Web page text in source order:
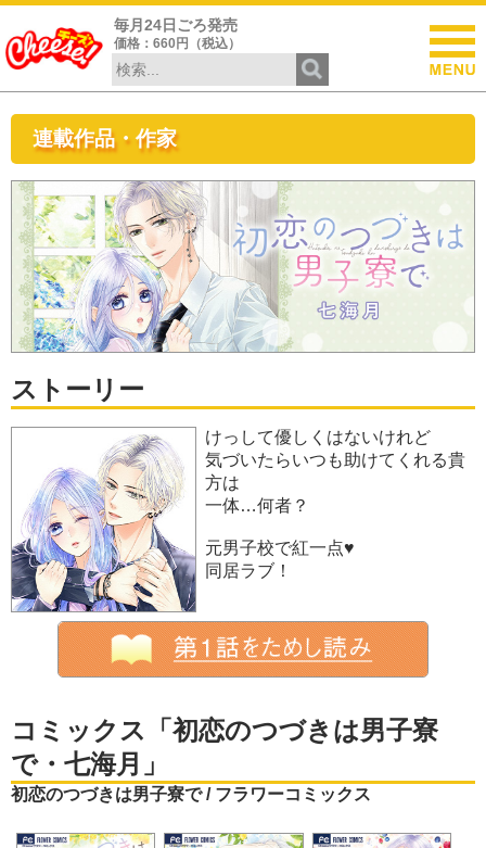
毎月24日ごろ発売
価格：660円（税込）
連載作品・作家
ストーリー
けっして優しくはないけれど
気づいたらいつも助けてくれる貴
方は
一体…何者？
元男子校で紅一点♥
同居ラブ！
コミックス「初恋のつづきは男子寮
で・七海月」
初恋のつづきは男子寮で / フラワーコミックス